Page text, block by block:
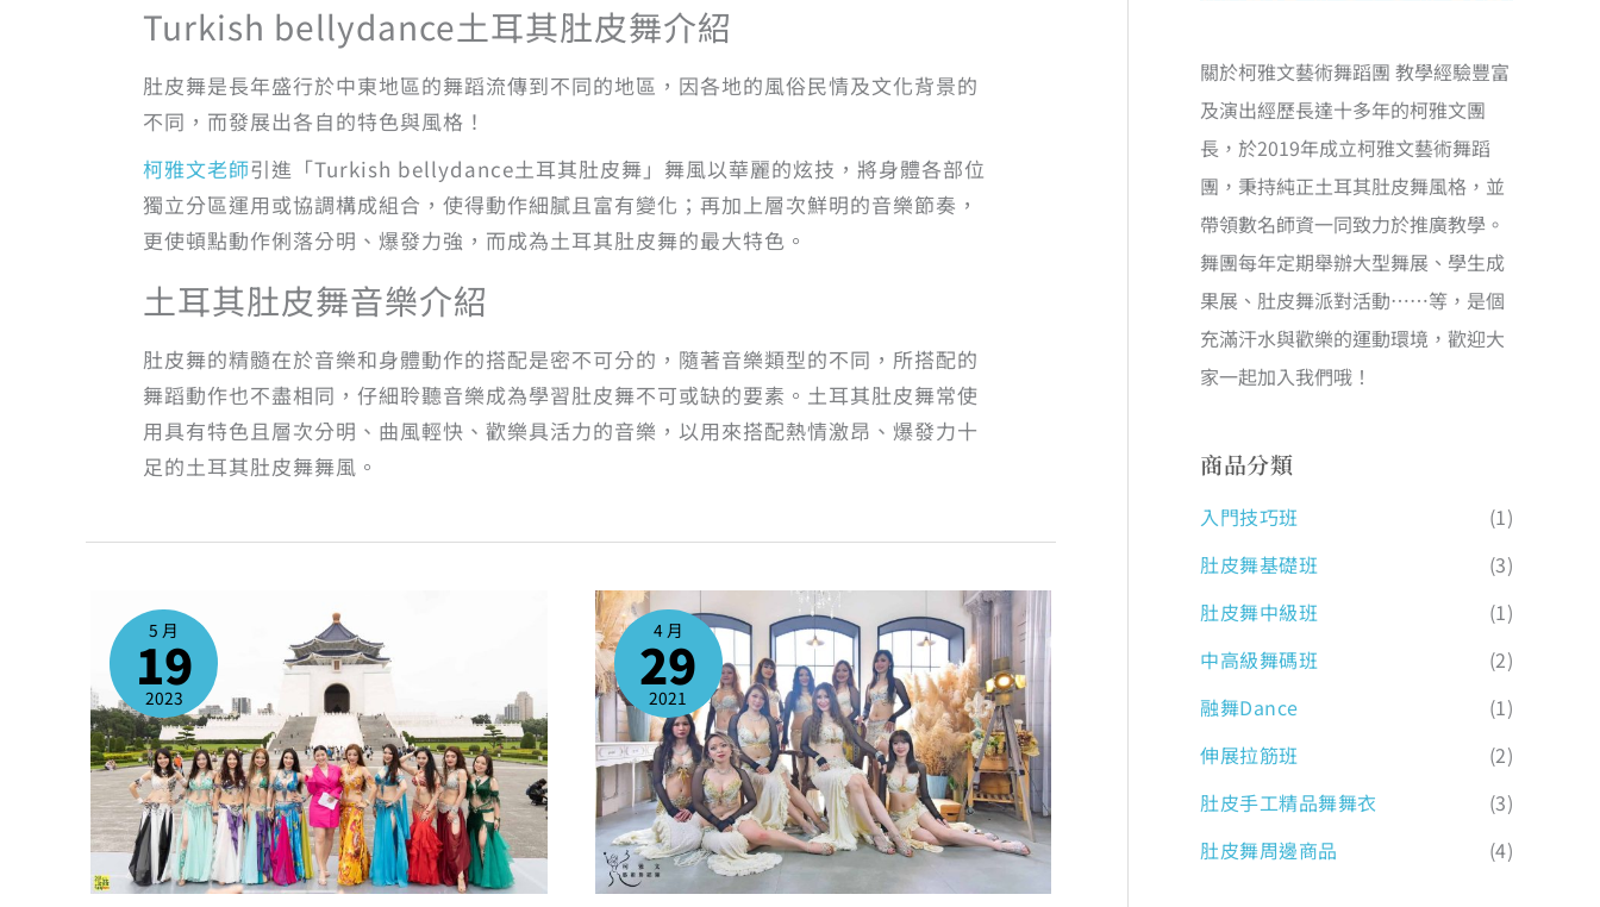
Turkish bellydance土耳其肚皮舞介紹
肚皮舞是長年盛行於中東地區的舞蹈流傳到不同的地區，因各地的風俗民情及文化背景的
不同，而發展出各自的特色與風格！
柯雅文老師引進「Turkish bellydance土耳其肚皮舞」舞風以華麗的炫技，將身體各部位
獨立分區運用或協調構成組合，使得動作細膩且富有變化；再加上層次鮮明的音樂節奏，
更使頓點動作俐落分明、爆發力強，而成為土耳其肚皮舞的最大特色。
土耳其肚皮舞音樂介紹
肚皮舞的精髓在於音樂和身體動作的搭配是密不可分的，隨著音樂類型的不同，所搭配的
舞蹈動作也不盡相同，仔細聆聽音樂成為學習肚皮舞不可或缺的要素。土耳其肚皮舞常使
用具有特色且層次分明、曲風輕快、歡樂具活力的音樂，以用來搭配熱情激昂、爆發力十
足的土耳其肚皮舞舞風。
5 月
19
2023
消
息！
2023
年
月
開
始，
肚
皮
舞
課
程
新
增
超
多
時
段，
不
怕
4 月
29
2021
【已
延
期】
2021
柯
雅
文
藝
術
舞
蹈
團
第
二
屆
師
生
聯
展
即
將
於
關於柯雅文藝術舞蹈團 教學經驗豐富
及演出經歷長達十多年的柯雅文團
長，於2019年成立柯雅文藝術舞蹈
團，秉持純正土耳其肚皮舞風格，並
帶領數名師資一同致力於推廣教學。
舞團每年定期舉辦大型舞展、學生成
果展、肚皮舞派對活動……等，是個
充滿汗水與歡樂的運動環境，歡迎大
家一起加入我們哦！
商品分類
入門技巧班
(1)
肚皮舞基礎班
(3)
肚皮舞中級班
(1)
中高級舞碼班
(2)
融舞Dance
(1)
伸展拉筋班
(2)
肚皮手工精品舞舞衣
(3)
肚皮舞周邊商品
(4)